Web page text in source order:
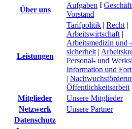
Über uns
Aufgaben I
Vorstand
Leistungen
Tarifpolitik | Recht |
Arbeitswirtschaft |
Arbeitsmedizin und -
sicherheit |
Personal- und
Information und
|
Öffentlichkeitsarbeit
Mitglieder
Unsere Mitglieder
Netzwerk
Unsere Partner
Datenschutz